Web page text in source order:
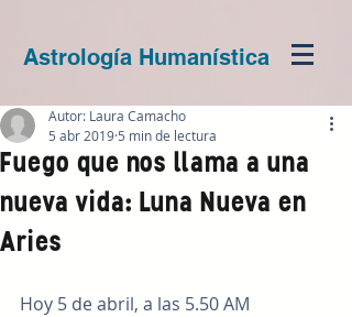
Astrología Humanística
Fuego que nos llama a una
nueva vida: Luna Nueva en
Aries
Autor: Laura Camacho
5 abr 2019 5 min de lectura
Hoy 5 de abril, a las 5.50 AM